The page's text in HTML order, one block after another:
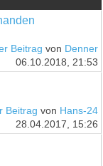
Beitrag von Denner
06.10.2018, 21:53
Beitrag von Hans-24
28.04.2017, 15:26